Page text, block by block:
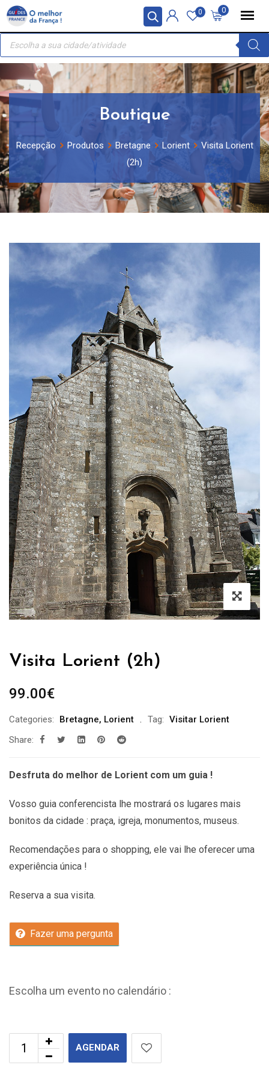
Painel de Gerenciamento de Cookies
Skip
content
0
0
Recherche
produits
Boutique
Recepção Produtos Bretagne Lorient
Visita Lorient
(2h)
Visita Lorient (2h)
99.00€
Categories: Bretagne, Lorient Tag: Visitar Lorient
Share:
Desfruta do melhor de Lorient com um guia !
Vosso guia conferencista lhe mostrará os lugares mais
bonitos da cidade : praça, igreja, monumentos, museus.
Recomendações para o shopping, ele vai lhe oferecer uma
experiência única !
Reserva a sua visita.
Fazer uma pergunta
Escolha um evento no calendário :
AGENDAR